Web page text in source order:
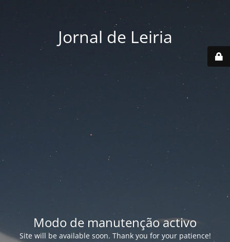
Jornal de Leiria
Modo de manutenção activo
Site will be available soon. Thank you for your patience!